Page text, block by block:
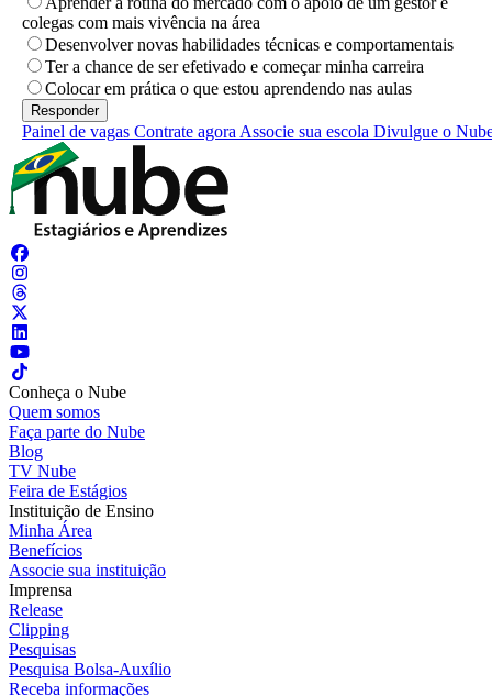
colegas com mais vivência na área
Desenvolver novas habilidades técnicas e comportamentais
Ter a chance de ser efetivado e começar minha carreira
Colocar em prática o que estou aprendendo nas aulas
Painel de vagas Contrate agora Associe sua escola Divulgue o
Conheça o Nube
Quem somos
Faça parte do Nube
Blog
TV Nube
Feira de Estágios
Instituição de Ensino
Minha Área
Benefícios
Associe sua instituição
Imprensa
Release
Clipping
Pesquisas
Pesquisa Bolsa-Auxílio
Receba informações